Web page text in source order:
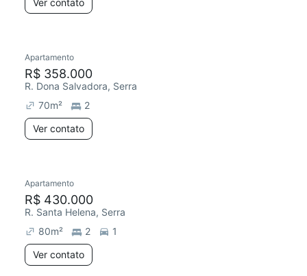
Ver contato
Apartamento
R$ 358.000
R. Dona Salvadora, Serra
70m²
2
Ver contato
Apartamento
R$ 430.000
R. Santa Helena, Serra
80m² 2
1
Ver contato